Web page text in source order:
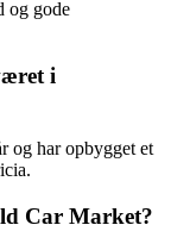
og gode
i
og har opbygget et
Car Market?